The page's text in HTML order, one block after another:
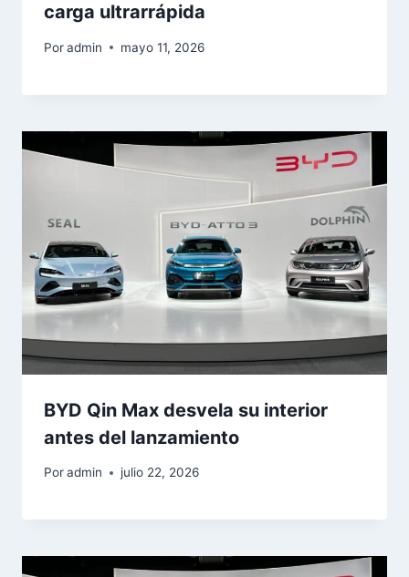
carga ultrarrápida
Poradmin mayo 11, 2026
BYD Qin Max desvela su interior
antes del lanzamiento
Poradmin julio 22, 2026